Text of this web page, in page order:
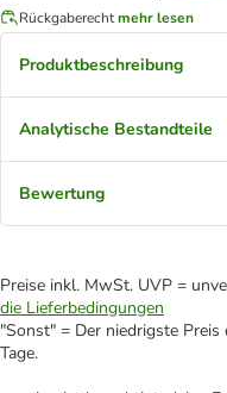
Rückgaberechtmehr lesen
Produktbeschreibung
Analytische Bestandteile
Bewertung
Preise inkl. MwSt. UVP =
die Lieferbedingungen
"Sonst" = Der niedrigste
Tage.